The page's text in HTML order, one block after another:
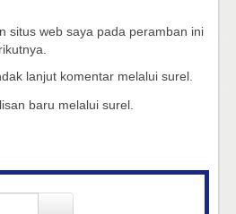
situs web saya pada peramban ini
lanjut komentar melalui surel.
baru melalui surel.